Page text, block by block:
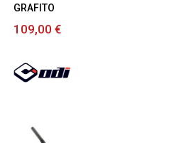
GRAFITO
109,00 €